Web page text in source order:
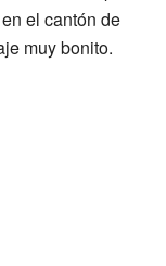
el cantón de
muy bonito.